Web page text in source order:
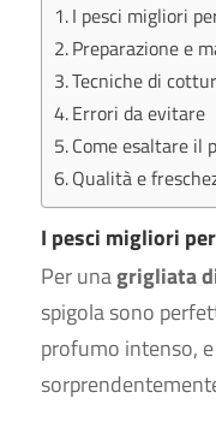
I pesci migliori
Preparazione e
Tecniche di
Errori da evitare
Come esaltare il
Qualità e
I pesci migliori
Per unagrigliata
spigola sono
profumo intenso,